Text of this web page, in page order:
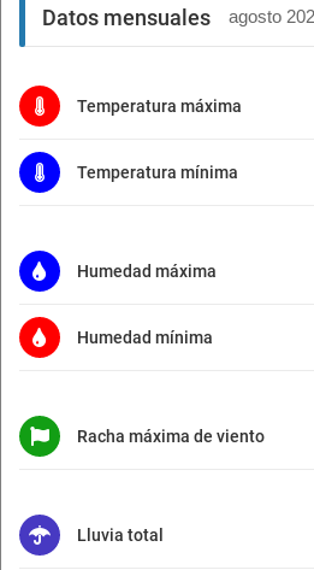
Datos mensuales agosto
Temperatura máxima
Temperatura mínima
Humedad máxima
Humedad mínima
Racha máxima de viento
Lluvia total